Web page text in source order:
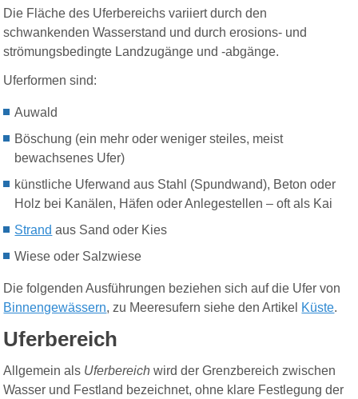
Die Fläche des Uferbereichs variiert durch den
schwankenden Wasserstand und durch erosions- und
strömungsbedingte Landzugänge und -abgänge.
Uferformen sind:
Auwald
Böschung (ein mehr oder weniger steiles, meist
bewachsenes Ufer)
künstliche Uferwand aus Stahl (Spundwand), Beton oder
Holz bei Kanälen, Häfen oder Anlegestellen – oft als Kai
Strand aus Sand oder Kies
Wiese oder Salzwiese
Die folgenden Ausführungen beziehen sich auf die Ufer von
Binnengewässern, zu Meeresufern siehe den Artikel Küste.
Uferbereich
Allgemein als Uferbereich wird der Grenzbereich zwischen
Wasser und Festland bezeichnet, ohne klare Festlegung der